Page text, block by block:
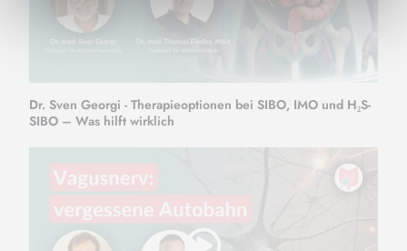
Dr. Sven Georgi - Therapieoptionen bei SIBO, IMO und H₂S-
SIBO – Was hilft wirklich